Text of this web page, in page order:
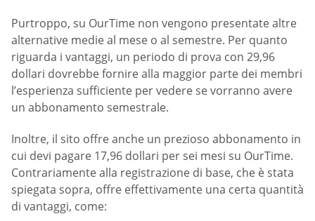
Purtroppo, su OurTime non vengono presentate altre
alternative medie al mese o al semestre. Per quanto
riguarda i vantaggi, un periodo di prova con 29,96
dollari dovrebbe fornire alla maggior parte dei membri
l’esperienza sufficiente per vedere se vorranno avere
un abbonamento semestrale.
Inoltre, il sito offre anche un prezioso abbonamento in
cui devi pagare 17,96 dollari per sei mesi su OurTime.
Contrariamente alla registrazione di base, che è stata
spiegata sopra, offre effettivamente una certa quantità
di vantaggi, come: